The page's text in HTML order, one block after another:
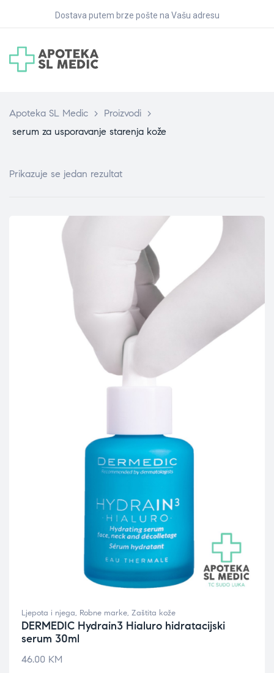
Dostava putem brze pošte na Vašu adresu
Apoteka SL Medic > Proizvodi >
serum za usporavanje starenja kože
Prikazuje se jedan rezultat
Ljepota i njega, Robne marke, Zaštita kože
DERMEDIC Hydrain3 Hialuro hidratacijski
serum 30ml
46.00 KM